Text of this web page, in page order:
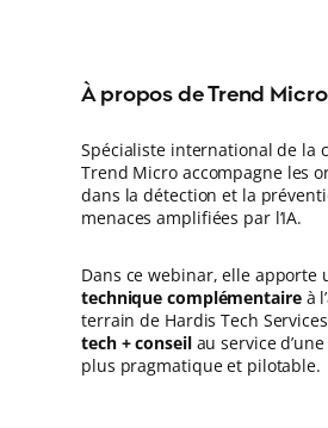
À propos de Trend Micro
Spécialiste international de la
Trend Micro accompagne les
dans la détection et la
menaces amplifiées par l’IA.
Dans ce webinar, elle apporte
technique complémentaireà
terrain de Hardis Tech
tech + conseilau service
plus pragmatique et pilotable.